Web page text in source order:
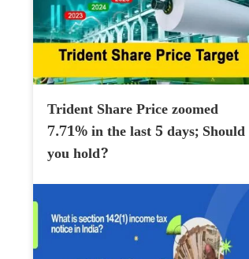
Trident Share Price zoomed
7.71% in the last 5 days; Should
you hold?